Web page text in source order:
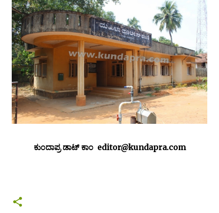
ಕುಂದಾಪ್ರ ಡಾಟ್ ಕಾಂ editor@kundapra.com